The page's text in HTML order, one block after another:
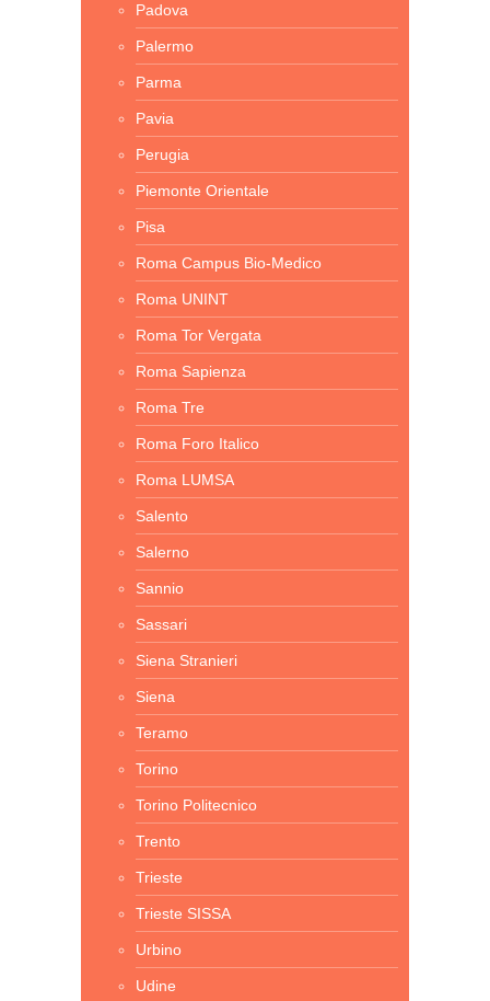
Padova
Palermo
Parma
Pavia
Perugia
Piemonte Orientale
Pisa
Roma Campus Bio-Medico
Roma UNINT
Roma Tor Vergata
Roma Sapienza
Roma Tre
Roma Foro Italico
Roma LUMSA
Salento
Salerno
Sannio
Sassari
Siena Stranieri
Siena
Teramo
Torino
Torino Politecnico
Trento
Trieste
Trieste SISSA
Urbino
Udine